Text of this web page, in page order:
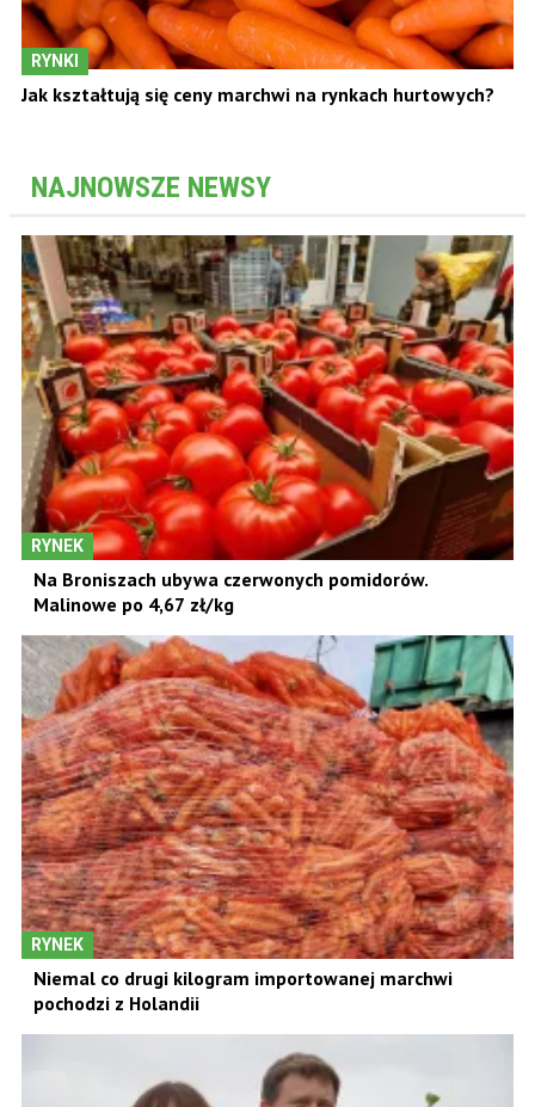
RYNKI
Jak kształtują się ceny marchwi na rynkach hurtowych?
NAJNOWSZE NEWSY
RYNEK
Na Broniszach ubywa czerwonych pomidorów.
Malinowe po 4,67 zł/kg
RYNEK
Niemal co drugi kilogram importowanej marchwi
pochodzi z Holandii